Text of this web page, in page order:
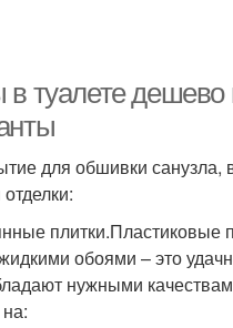
в туалете
для обшивки санузла,
обоями – это
нужными